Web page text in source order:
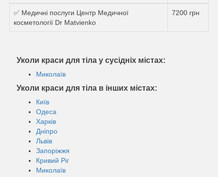
✅ Медичні послуги Центр Медичної
косметології Dr Matvienko
7200 грн
Уколи краси для тіла у сусідніх містах:
Миколаїв
Уколи краси для тіла в інших містах:
Київ
Одеса
Харків
Дніпро
Львів
Запоріжжя
Кривий Ріг
Миколаїв